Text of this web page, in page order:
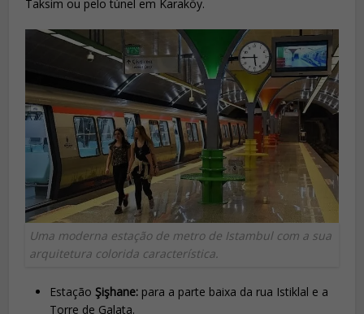
Taksim ou pelo túnel em Karaköy.
Uma moderna estação de metro de Istambul com a sua
arquitetura colorida característica.
EstaçãoŞişhane: para a parte baixa da rua Istiklal e a
Torre de Galata.